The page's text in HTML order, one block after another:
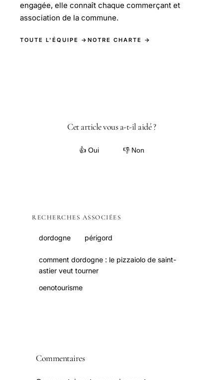
engagée, elle connaît chaque commerçant et
association de la commune.
TOUTE L'ÉQUIPE → NOTRE CHARTE →
Cet article vous a-t-il aidé ?
👍 Oui 👎 Non
RECHERCHES ASSOCIÉES
dordogne périgord
comment dordogne : le pizzaiolo de saint-
astier veut tourner
oenotourisme
Commentaires